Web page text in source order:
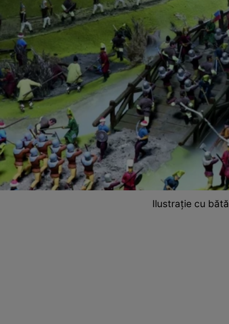
Ilustrație cu